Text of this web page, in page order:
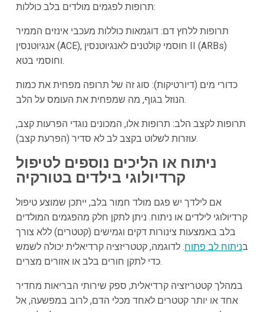
תרופות לפגמים מולדים בלב כוללות:
תרופות ללחץ דם: דוגמאות כוללות מעכבי אינזים הממיר
אנגיוטנסין (ACE), חוסמי קולטנים לאנגיוטנסין II (ARBs)
וחוסמי בטא.
כדורי מים (דיורטיקות): סוג זה של תרופה מפחית את כמות
הנוזל בגוף, מה שמפחית את העומס על הלב.
תרופות לקצב הלב: תרופות אלו, המכונים נוגדי הפרעות קצב,
עוזרות לשלוט בקצב לב לא סדיר (הפרעת קצב).
ניתוח או הליכים נוספים לטיפול
קרדיולוגי בילדים בטורקיה
אם לילדך יש פגם מולד חמור בלב, ייתכן שמוצע טיפול
קרדיולוגי לילדים או ניתוח. ניתן לתקן חלק מהפגמים המולדים
בלב באמצעות צינורות דקים וגמישים (קטטרים) ללא צורך
בניתוח לב פתוח. לדוגמה, קטטריזציה קרדיאלית יכולה לשמש
כדי לתקן חורים בלב או אזורים מצרים.
במהלך קטטריזציה קרדיאלית, ספק שירותי הבריאות מחדיר
אחד או יותר קטטרים לאחד מכלי הדם, לרוב במפשעה, אל